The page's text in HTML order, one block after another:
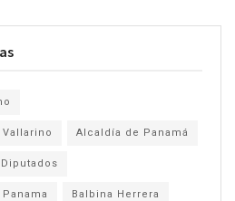
Alcaldía de Panamá
Balbina Herrera